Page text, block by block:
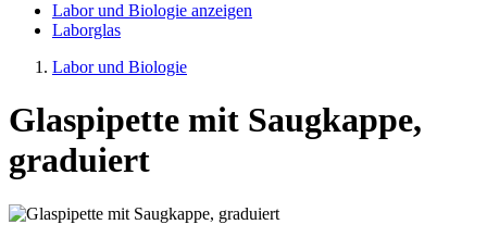
Labor und Biologie anzeigen
Laborglas
Labor und Biologie
Glaspipette mit Saugkappe,
graduiert